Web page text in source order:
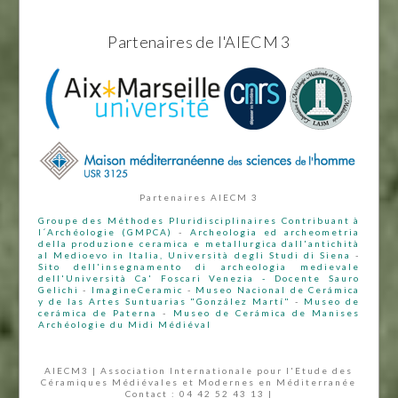
Partenaires de l'AIECM 3
Partenaires AIECM 3
Groupe des Méthodes Pluridisciplinaires Contribuant à
l´Archéologie (GMPCA)
- Archeologia ed archeometria
della produzione ceramica e metallurgica dall'antichità
al Medioevo in Italia, Università degli Studi di Siena-
Sito dell'insegnamento di archeologia medievale
dell'Università Ca' Foscari Venezia - Docente Sauro
Gelichi - ImagineCeramic - Museo Nacional de Cerámica
y de las Artes Suntuarias "González Martí"
- Museo de
cerámica de Paterna
-
Museo de Cerámica de Manises
Archéologie du Midi Médiéval
AIECM3 | Association Internationale pour l'Etude des
Céramiques Médiévales et Modernes en Méditerranée
Contact : 04 42 52 43 13 |